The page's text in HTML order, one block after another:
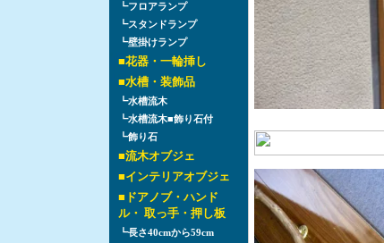
┗フロアランプ
┗スタンドランプ
┗壁掛けランプ
■花器・一輪挿し
■水槽・装飾品
┗水槽流木
┗水槽流木■飾り石付
┗飾り石
■流木オブジェ
■インテリアオブジェ
■ ドアノブ・ハンド
ル・ 取っ手・押し板
┗長さ40cmから59cm